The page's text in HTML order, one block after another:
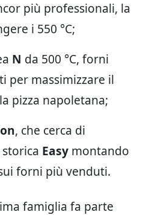
più professionali, la
i 550 °C;
N da 500 °C, forni
per massimizzare il
pizza napoletana;
, che cerca di
Easy montando
forni più venduti.
famiglia fa parte